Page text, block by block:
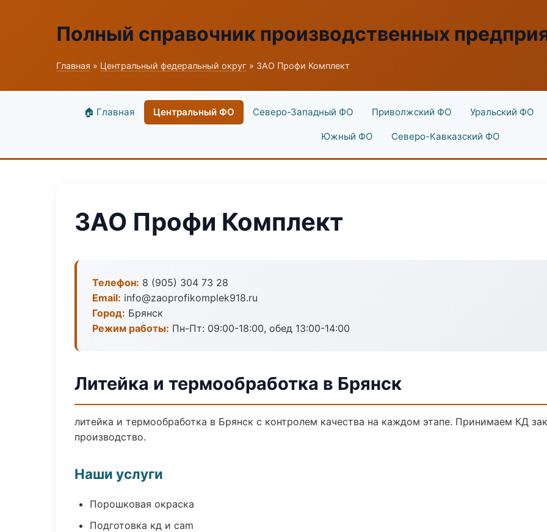
Полный справочник производственных
Главная » Центральный федеральный округ » ЗАО Профи Комплект
🏠 Главная Центральный ФО Северо-Западный ФО Приволжский ФО Уральский ФО
Южный ФО Северо-Кавказский ФО
ЗАО Профи Комплект
Телефон: 8 (905) 304 73 28
Email: info@zaoprofikomplek918.ru
Город: Брянск
Режим работы: Пн-Пт: 09:00-18:00, обед 13:00-14:00
Литейка и термообработка в Брянск
литейка и термообработка в Брянск с контролем качества на каждом этапе. Принимаем КД
производство.
Наши услуги
Порошковая окраска
Подготовка кд и cam